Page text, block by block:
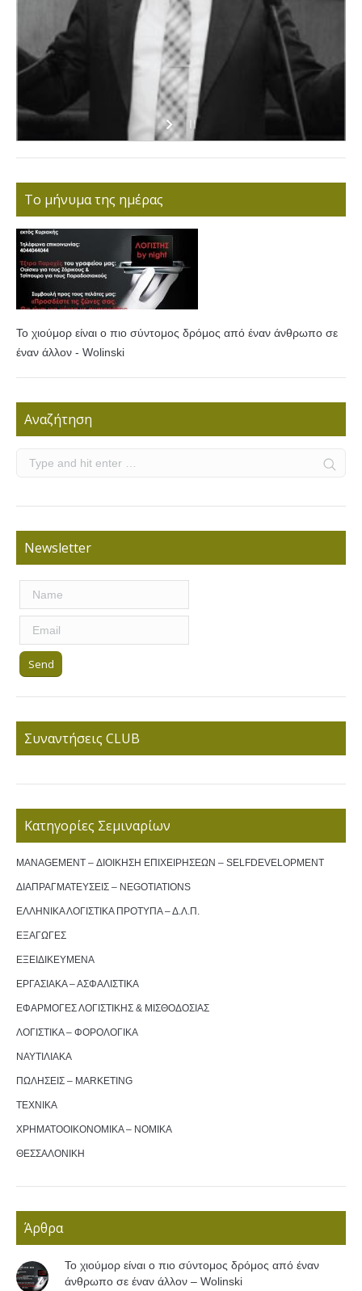
Το μήνυμα της ημέρας
Το χιούμορ είναι ο πιο σύντομος δρόμος από έναν άνθρωπο σε
έναν άλλον - Wolinski
Αναζήτηση
Newsletter
Συναντήσεις CLUB
Κατηγορίες Σεμιναρίων
MANAGEMENT – ΔΙΟΙΚΗΣΗ ΕΠΙΧΕΙΡΗΣΕΩΝ – SELFDEVELOPMENT
ΔΙΑΠΡΑΓΜΑΤΕΥΣΕΙΣ – NEGOTIATIONS
ΕΛΛΗΝΙΚΑ ΛΟΓΙΣΤΙΚΑ ΠΡΟΤΥΠΑ – Δ.Λ.Π.
ΕΞΑΓΩΓΕΣ
ΕΞΕΙΔΙΚΕΥΜΕΝΑ
ΕΡΓΑΣΙΑΚΑ – ΑΣΦΑΛΙΣΤΙΚΑ
ΕΦΑΡΜΟΓΕΣ ΛΟΓΙΣΤΙΚΗΣ & ΜΙΣΘΟΔΟΣΙΑΣ
ΛΟΓΙΣΤΙΚΑ – ΦΟΡΟΛΟΓΙΚΑ
ΝΑΥΤΙΛΙΑΚΑ
ΠΩΛΗΣΕΙΣ – MARKETING
ΤΕΧΝΙΚΑ
ΧΡΗΜΑΤΟΟΙΚΟΝΟΜΙΚΑ – ΝΟΜΙΚΑ
ΘΕΣΣΑΛΟΝΙΚΗ
Άρθρα
Το χιούμορ είναι ο πιο σύντομος δρόμος από έναν
άνθρωπο σε έναν άλλον – Wolinski